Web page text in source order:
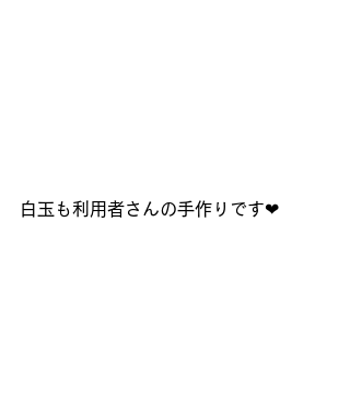
白玉も利用者さんの手作りです❤︎